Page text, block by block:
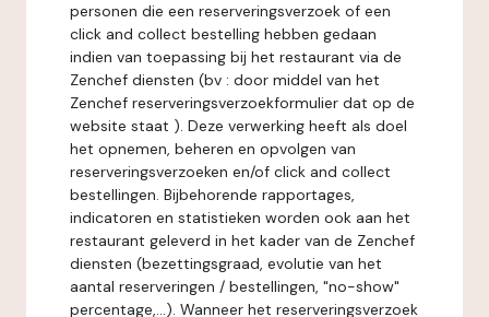
personen die een reserveringsverzoek of een
click and collect bestelling hebben gedaan
indien van toepassing bij het restaurant via de
Zenchef diensten (bv : door middel van het
Zenchef reserveringsverzoekformulier dat op de
website staat ). Deze verwerking heeft als doel
het opnemen, beheren en opvolgen van
reserveringsverzoeken en/of click and collect
bestellingen. Bijbehorende rapportages,
indicatoren en statistieken worden ook aan het
restaurant geleverd in het kader van de Zenchef
diensten (bezettingsgraad, evolutie van het
aantal reserveringen / bestellingen, "no-show"
percentage,...). Wanneer het reserveringsverzoek